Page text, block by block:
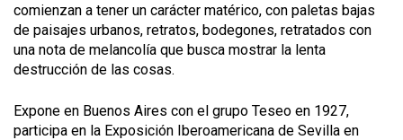
comienzan a tener un carácter matérico, con paletas bajas
de paisajes urbanos, retratos, bodegones, retratados con
una nota de melancolía que busca mostrar la lenta
destrucción de las cosas.
Expone en Buenos Aires con el grupo Teseo en 1927,
participa en la Exposición Iberoamericana de Sevilla en